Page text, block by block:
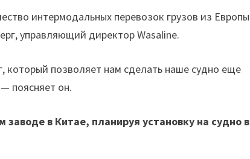
интермодальных перевозок грузов из Европы
управляющий директор Wasaline.
позволяет нам сделать наше судно еще
поясняет он.
заводе в Китае, планируя установку на судно в